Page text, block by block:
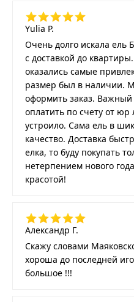
Yulia P.
Очень долго искала ель
с доставкой до
оказались самые
размер был в наличии.
оформить заказ.
оплатить по счету от
устроило. Сама ель в
качество. Доставка
елка, то буду покупать
нетерпением нового
красотой!
Александр Г.
Скажу словами
хороша до последней
большое !!!